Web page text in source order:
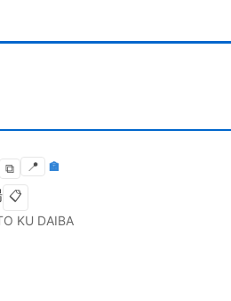
⧉ 📍 🏣
📋
KU DAIBA